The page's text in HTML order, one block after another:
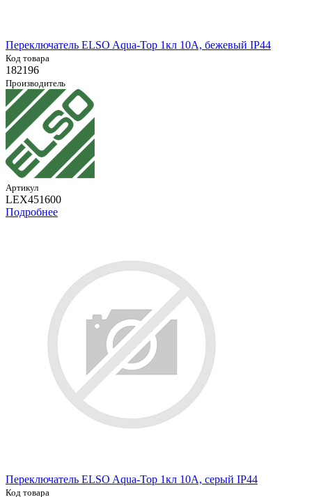
Переключатель ELSO Aqua-Top 1кл 10А, бежевый IP44
Код товара
182196
Производитель
Артикул
LEX451600
Подробнее
Переключатель ELSO Aqua-Top 1кл 10А, серый IP44
Код товара